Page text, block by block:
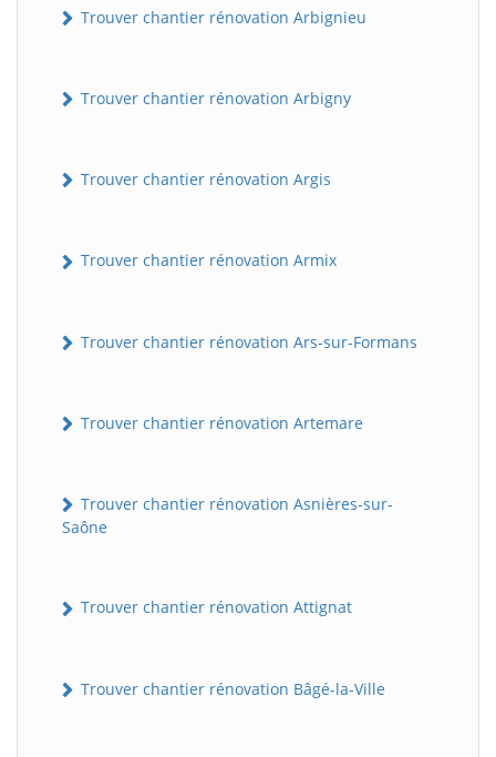
Trouver chantier rénovation Arbignieu
Trouver chantier rénovation Arbigny
Trouver chantier rénovation Argis
Trouver chantier rénovation Armix
Trouver chantier rénovation Ars-sur-Formans
Trouver chantier rénovation Artemare
Trouver chantier rénovation Asnières-sur-
Saône
Trouver chantier rénovation Attignat
Trouver chantier rénovation Bâgé-la-Ville